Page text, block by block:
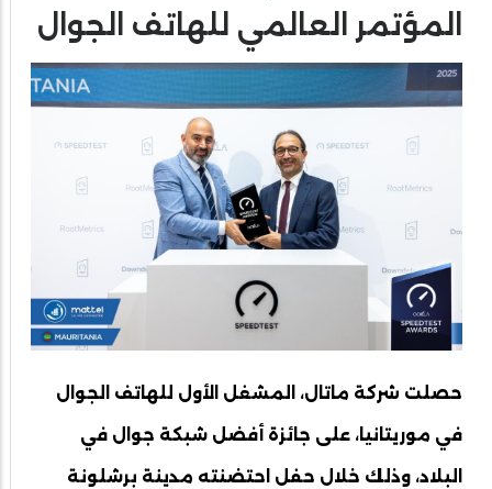
المؤتمر العالمي للهاتف الجوال
حصلت شركة ماتال، المشغل الأول للهاتف الجوال
في موريتانيا، على جائزة أفضل شبكة جوال في
البلاد، وذلك خلال حفل احتضنته مدينة برشلونة